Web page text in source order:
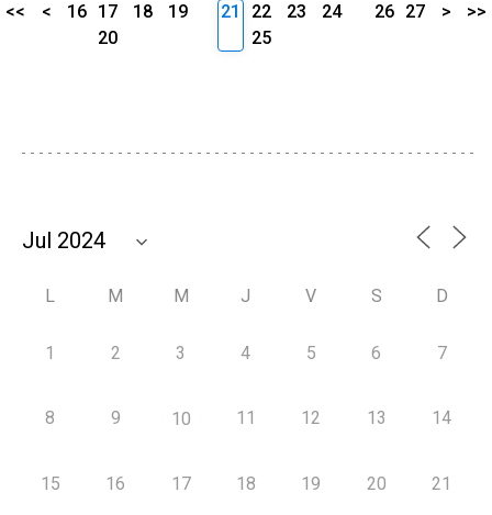
<< < 16 17 18
19
20
21 22 23
24
25
26 27 > >>
L M M J V S D
1 2 3 4 5 6 7
8 9 10 11 12 13 14
15 16 17 18 19 20 21